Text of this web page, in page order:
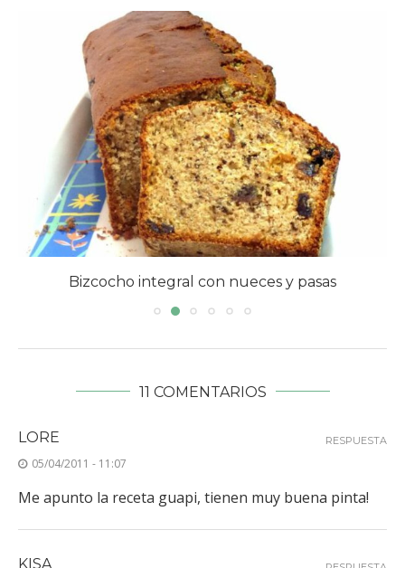
Bizcocho integral con nueces y pasas
11 COMENTARIOS
LORE
05/04/2011 - 11:07
Me apunto la receta guapi, tienen muy buena pinta!
RESPUESTA
KISA